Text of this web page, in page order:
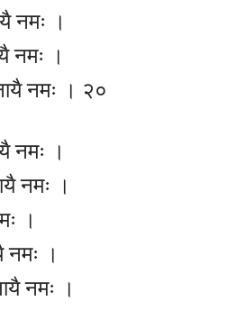
नमः ।
नमः ।
नमः । २०
नमः ।
नमः ।
।
नमः ।
नमः ।